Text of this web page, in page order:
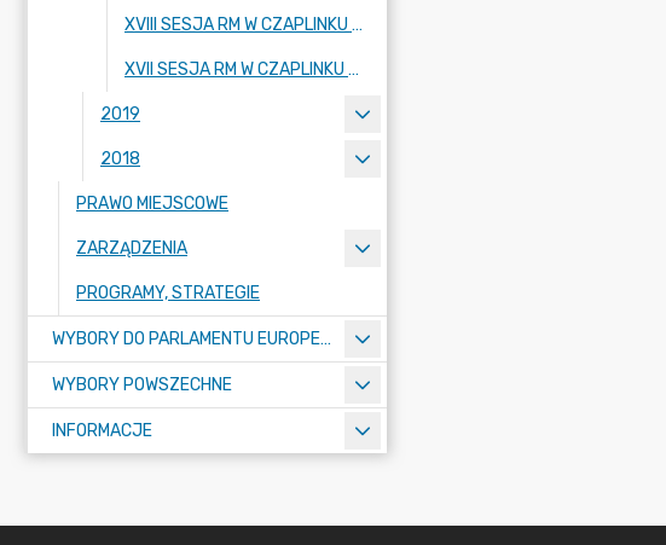
XVIII SESJA RM W CZAPLINKU - 27.02.2020 R.
XVII SESJA RM W CZAPLINKU - 30.01.2020 R.
2019
2018
PRAWO MIEJSCOWE
ZARZĄDZENIA
PROGRAMY, STRATEGIE
WYBORY DO PARLAMENTU EUROPEJSKIEGO 2024
WYBORY POWSZECHNE
INFORMACJE